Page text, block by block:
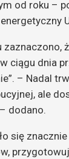
od roku –
ciągu dnia
– Nadal
ale
dodano.
się